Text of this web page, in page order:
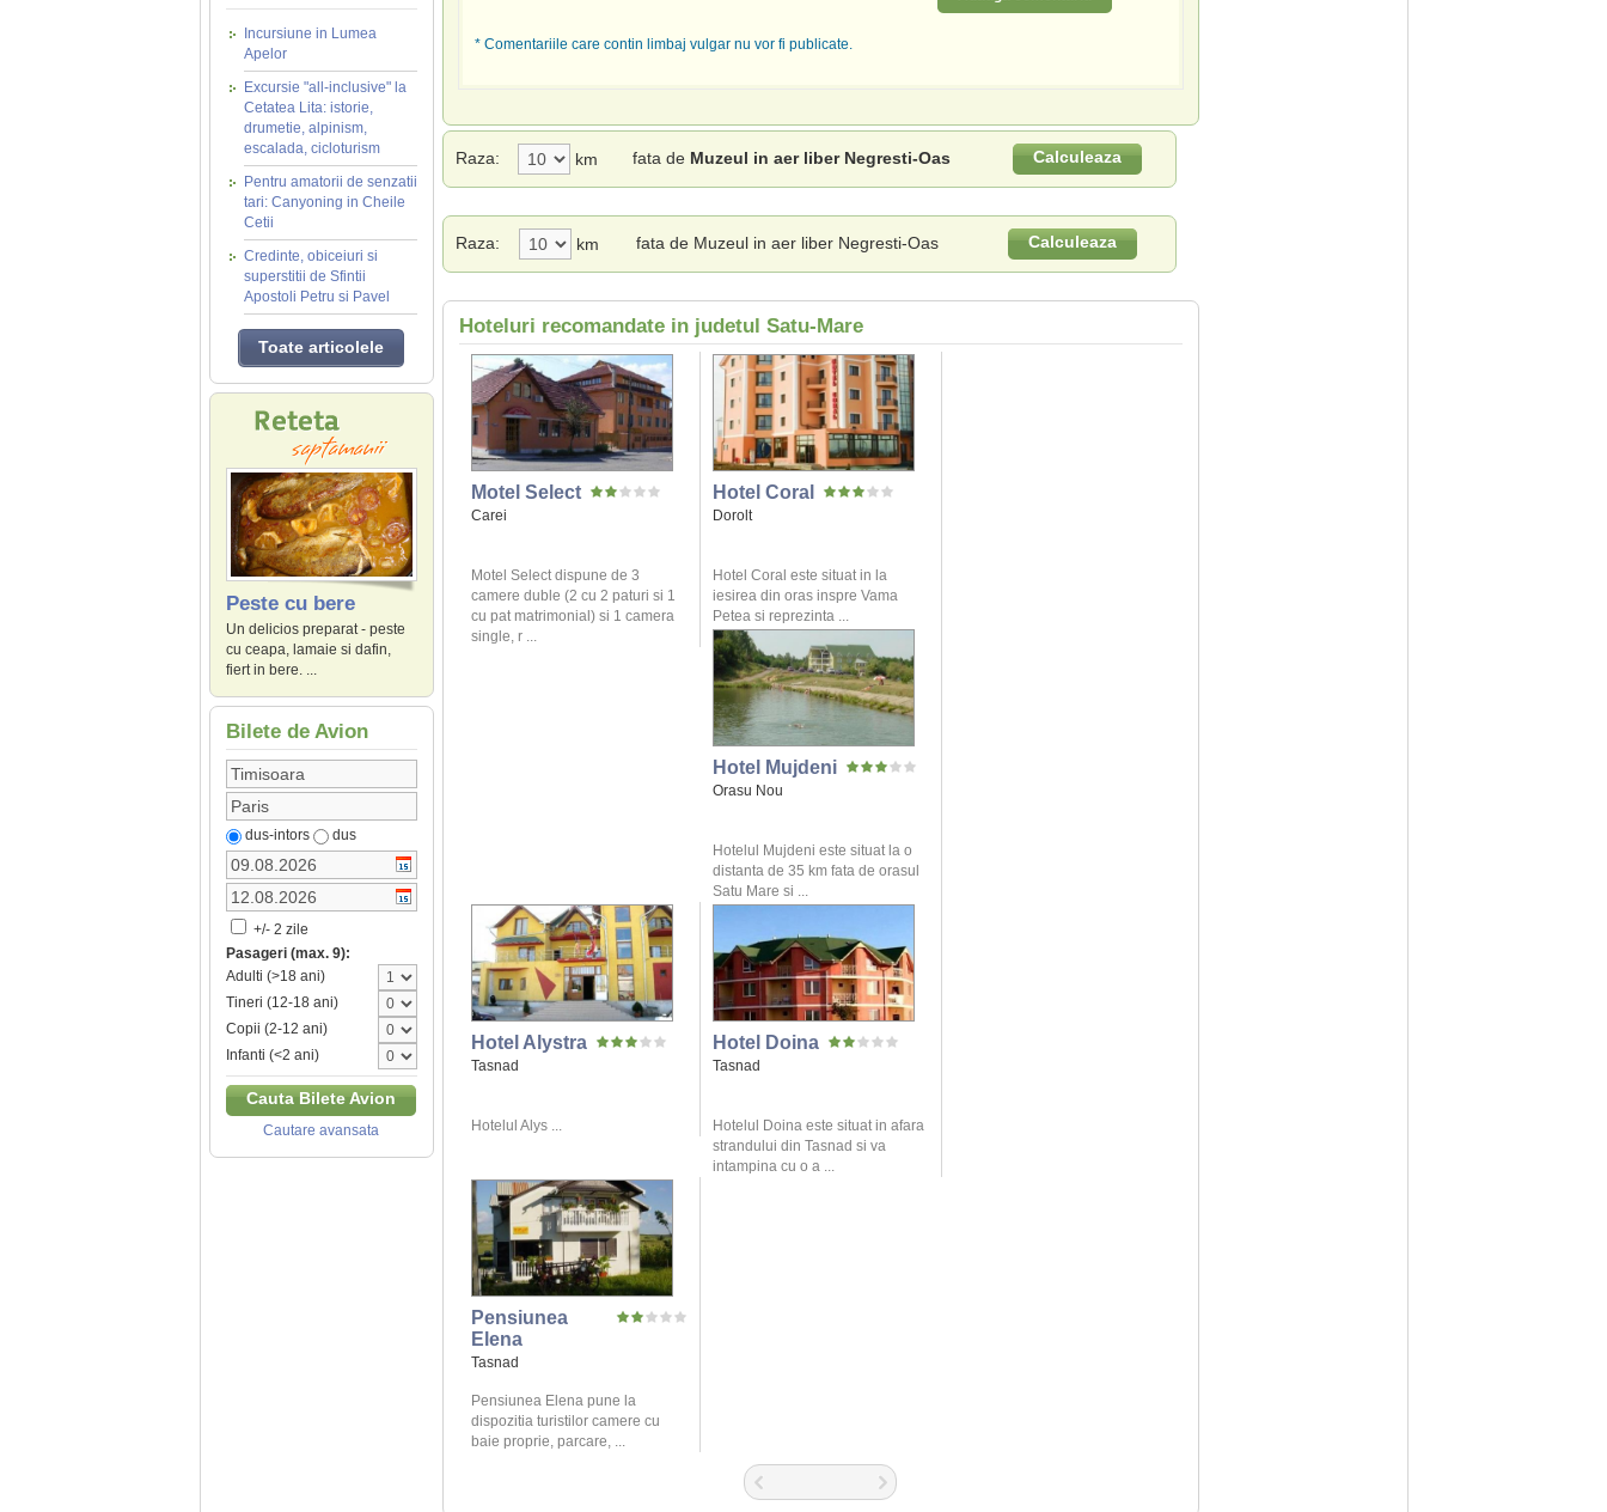
Incursiune in Lumea
Apelor
Excursie "all-inclusive" la
Cetatea Lita: istorie,
drumetie, alpinism,
escalada, cicloturism
Pentru amatorii de senzatii
tari: Canyoning in Cheile
Cetii
Credinte, obiceiuri si
superstitii de Sfintii
Apostoli Petru si Pavel
Toate articolele
Peste cu bere
Un delicios preparat - peste
cu ceapa, lamaie si dafin,
fiert in bere. ...
Bilete de Avion
dus-intors dus
+/- 2 zile
Pasageri (max. 9):
Adulti (>18 ani)
Tineri (12-18 ani)
Copii (2-12 ani)
Infanti (<2 ani)
Cauta Bilete Avion
Cautare avansata
* Comentariile care contin limbaj vulgar nu vor fi publicate.
Raza: km fata de Muzeul in aer liber Negresti-Oas Calculeaza
Raza: km fata de Muzeul in aer liber Negresti-Oas Calculeaza
Hoteluri recomandate in judetul Satu-Mare
Motel Select
Carei
Motel Select dispune de 3
camere duble (2 cu 2 paturi si 1
cu pat matrimonial) si 1 camera
single, r ...
Hotel Coral
Dorolt
Hotel Coral este situat in la
iesirea din oras inspre Vama
Petea si reprezinta ...
Hotel Mujdeni
Orasu Nou
Hotelul Mujdeni este situat la o
distanta de 35 km fata de orasul
Satu Mare si ...
Hotel Alystra
Tasnad
Hotelul Alys ...
Hotel Doina
Tasnad
Hotelul Doina este situat in afara
strandului din Tasnad si va
intampina cu o a ...
Pensiunea
Elena
Tasnad
Pensiunea Elena pune la
dispozitia turistilor camere cu
baie proprie, parcare, ...